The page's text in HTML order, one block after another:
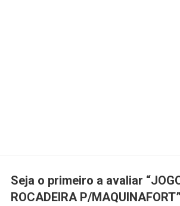
Seja o primeiro a avaliar
ROCADEIRA P/MAQUINAFORT”